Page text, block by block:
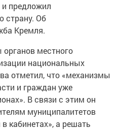
и предложил
страну. Об
Кремля.
местного
национальных
отметил, что «механизмы
и граждан уже
В связи с этим он
муниципалитетов
кабинетах», а решать